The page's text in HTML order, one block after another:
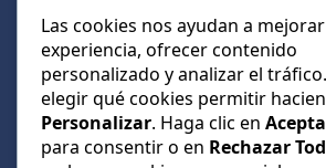
Atención por teléfono y
CONTÁCTANOS
+34 622 01 23 74
+34 622 01 23 74
Las cookies nos ayudan a
experiencia, ofrecer contenido
personalizado y analizar el
elegir qué cookies permitir
Personalizar. Haga clic en
para consentir o en Rechazar